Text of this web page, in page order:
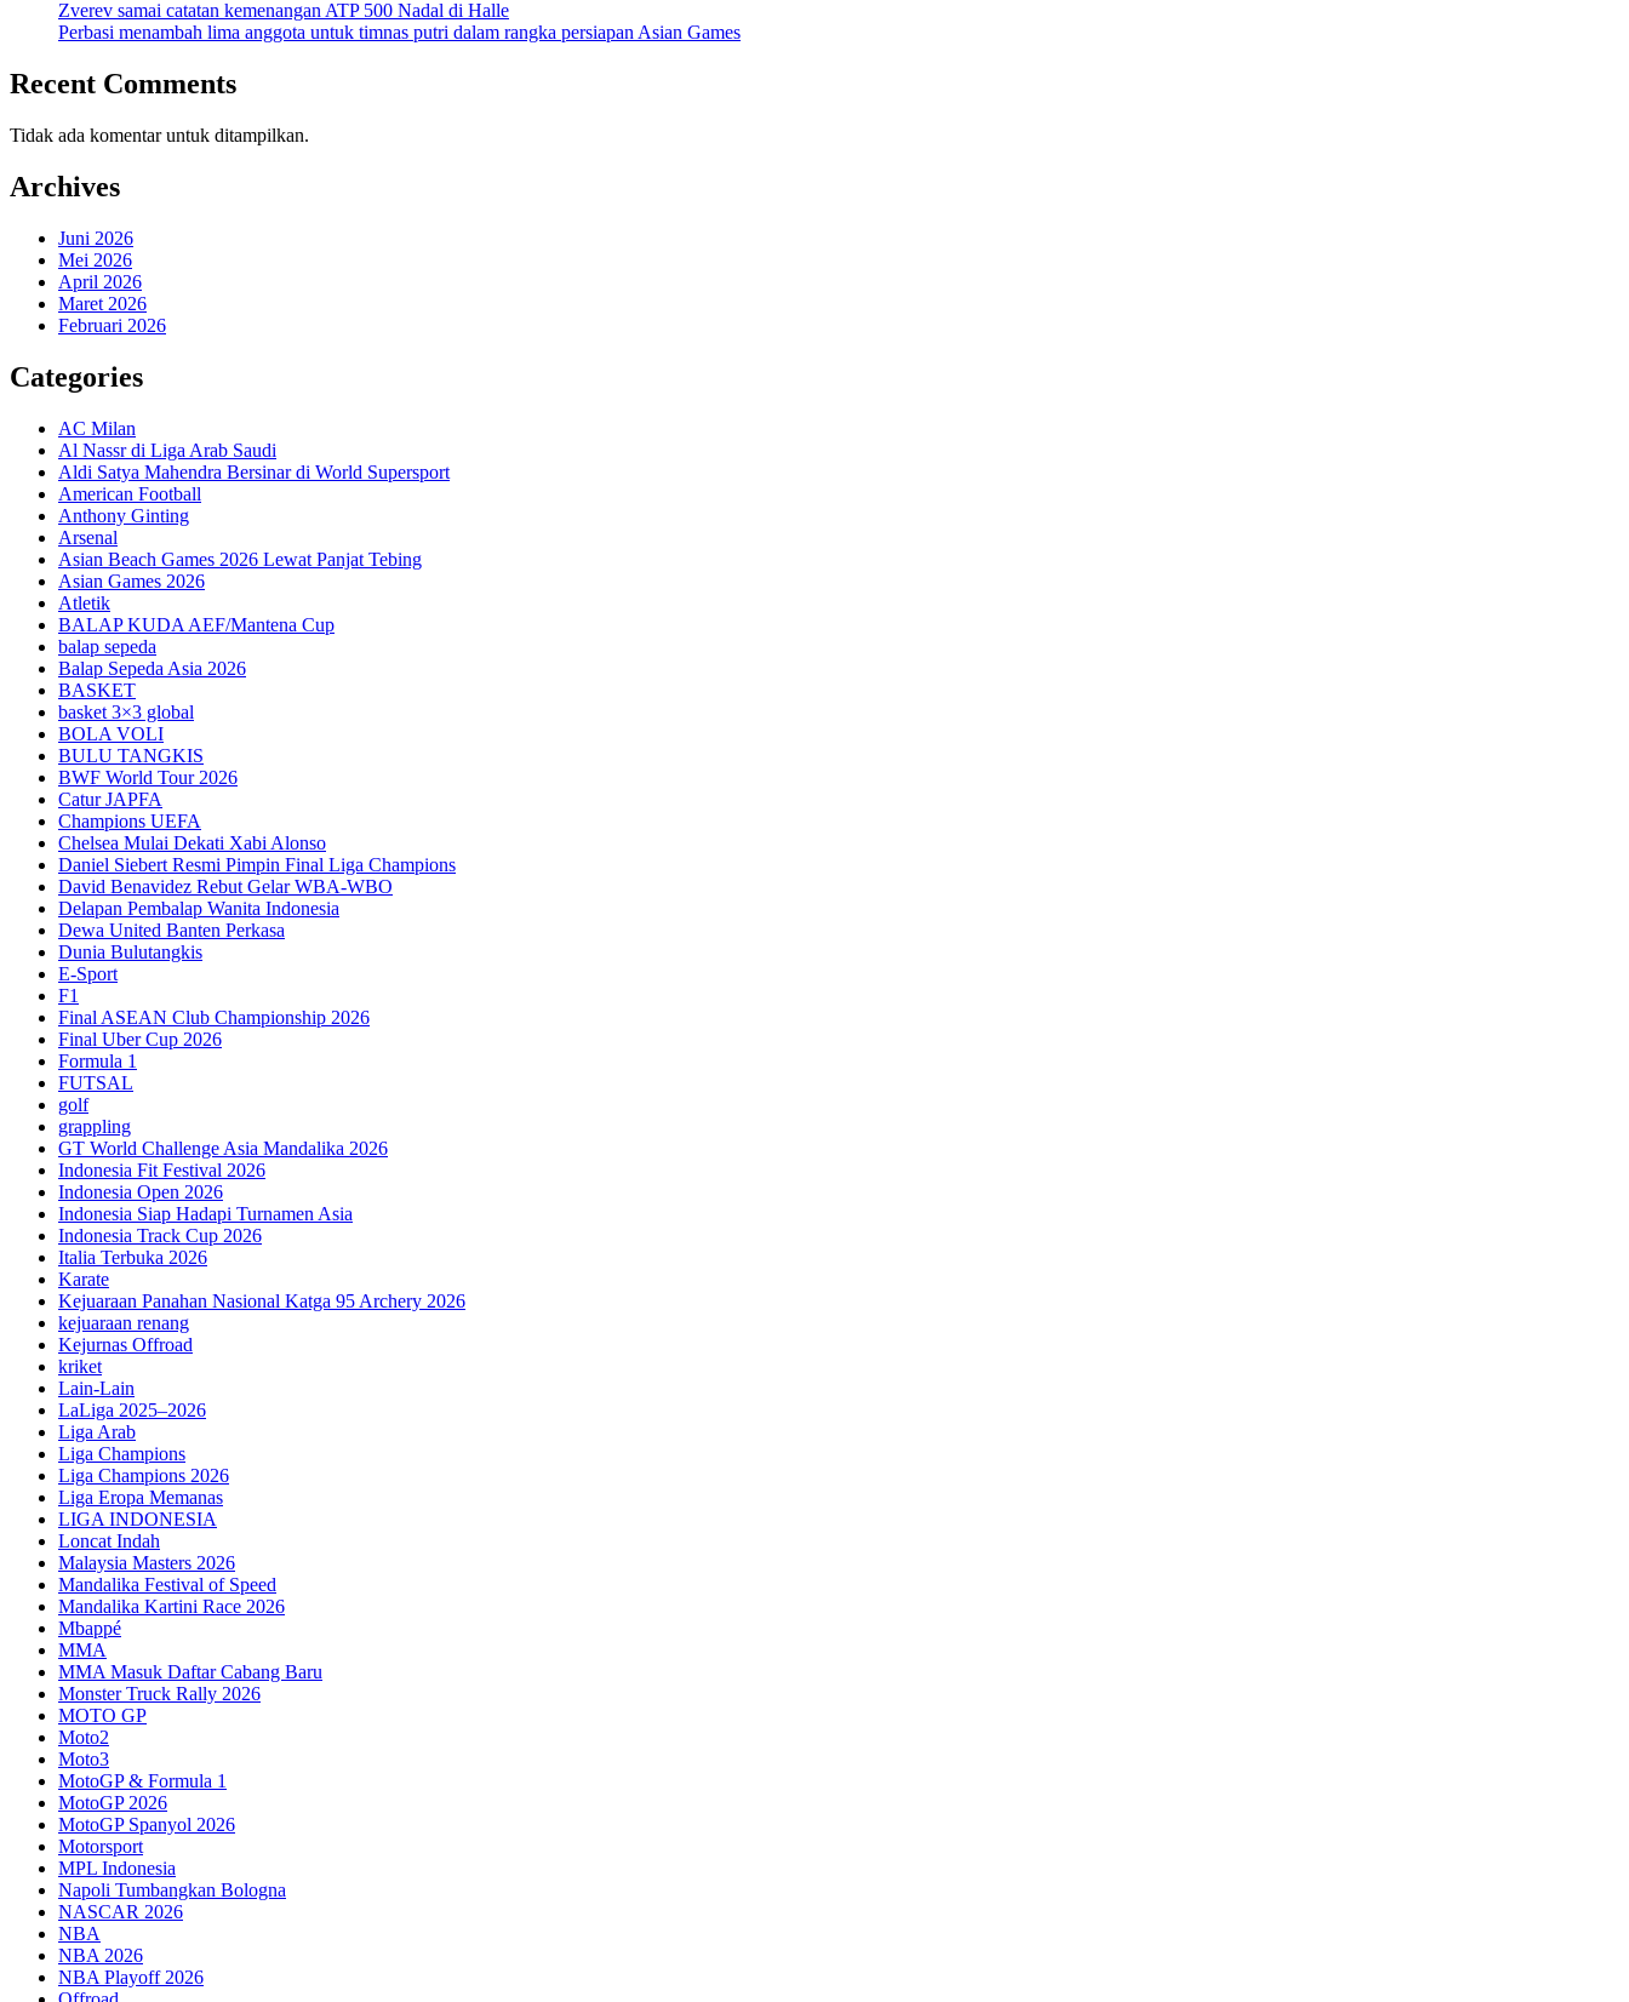
Zverev samai catatan kemenangan ATP 500 Nadal di Halle
Perbasi menambah lima anggota untuk timnas putri dalam rangka persiapan Asian Games
Recent Comments
Tidak ada komentar untuk ditampilkan.
Archives
Juni 2026
Mei 2026
April 2026
Maret 2026
Februari 2026
Categories
AC Milan
Al Nassr di Liga Arab Saudi
Aldi Satya Mahendra Bersinar di World Supersport
American Football
Anthony Ginting
Arsenal
Asian Beach Games 2026 Lewat Panjat Tebing
Asian Games 2026
Atletik
BALAP KUDA AEF/Mantena Cup
balap sepeda
Balap Sepeda Asia 2026
BASKET
basket 3×3 global
BOLA VOLI
BULU TANGKIS
BWF World Tour 2026
Catur JAPFA
Champions UEFA
Chelsea Mulai Dekati Xabi Alonso
Daniel Siebert Resmi Pimpin Final Liga Champions
David Benavidez Rebut Gelar WBA-WBO
Delapan Pembalap Wanita Indonesia
Dewa United Banten Perkasa
Dunia Bulutangkis
E-Sport
F1
Final ASEAN Club Championship 2026
Final Uber Cup 2026
Formula 1
FUTSAL
golf
grappling
GT World Challenge Asia Mandalika 2026
Indonesia Fit Festival 2026
Indonesia Open 2026
Indonesia Siap Hadapi Turnamen Asia
Indonesia Track Cup 2026
Italia Terbuka 2026
Karate
Kejuaraan Panahan Nasional Katga 95 Archery 2026
kejuaraan renang
Kejurnas Offroad
kriket
Lain-Lain
LaLiga 2025–2026
Liga Arab
Liga Champions
Liga Champions 2026
Liga Eropa Memanas
LIGA INDONESIA
Loncat Indah
Malaysia Masters 2026
Mandalika Festival of Speed
Mandalika Kartini Race 2026
Mbappé
MMA
MMA Masuk Daftar Cabang Baru
Monster Truck Rally 2026
MOTO GP
Moto2
Moto3
MotoGP & Formula 1
MotoGP 2026
MotoGP Spanyol 2026
Motorsport
MPL Indonesia
Napoli Tumbangkan Bologna
NASCAR 2026
NBA
NBA 2026
NBA Playoff 2026